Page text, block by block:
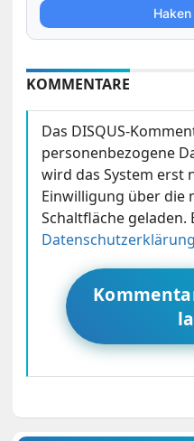
KOMMENTARE
Das DISQUS-
personenbezogene
wird das System erst
Einwilligung über die
Schaltfläche geladen.
Datenschutzerklärung